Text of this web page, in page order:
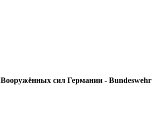
Вооружённых сил Германии - Bundeswehr